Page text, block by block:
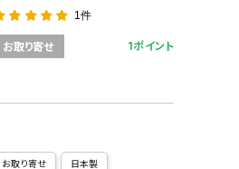
1件
お取り寄せ 1ポイント
お取り寄せ 日本製